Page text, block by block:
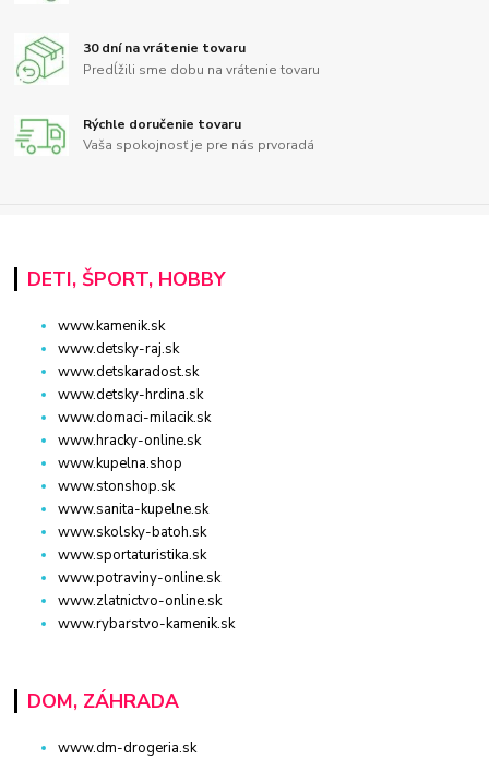
30 dní na vrátenie tovaru
Predĺžili sme dobu na vrátenie tovaru
Rýchle doručenie tovaru
Vaša spokojnosť je pre nás prvoradá
DETI, ŠPORT, HOBBY
www.kamenik.sk
www.detsky-raj.sk
www.detskaradost.sk
www.detsky-hrdina.sk
www.domaci-milacik.sk
www.hracky-online.sk
www.kupelna.shop
www.stonshop.sk
www.sanita-kupelne.sk
www.skolsky-batoh.sk
www.sportaturistika.sk
www.potraviny-online.sk
www.zlatnictvo-online.sk
www.rybarstvo-kamenik.sk
DOM, ZÁHRADA
www.dm-drogeria.sk